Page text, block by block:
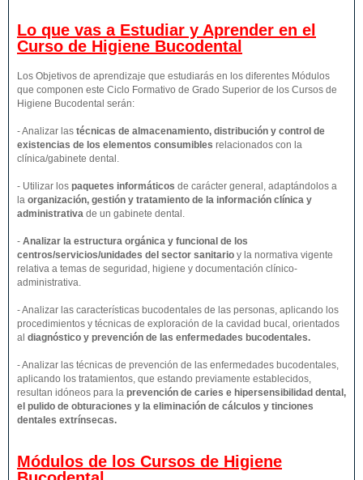
Lo que vas a Estudiar y Aprender en el
Curso de Higiene Bucodental
Los Objetivos de aprendizaje que estudiarás en los diferentes Módulos
que componen este Ciclo Formativo de Grado Superior de los Cursos de
Higiene Bucodental serán:
- Analizar las técnicas de almacenamiento, distribución y control de
existencias de los elementos consumibles relacionados con la
clínica/gabinete dental.
- Utilizar los paquetes informáticos de carácter general, adaptándolos a
la organización, gestión y tratamiento de la información clínica y
administrativa de un gabinete dental.
- Analizar la estructura orgánica y funcional de los
centros/servicios/unidades del sector sanitario y la normativa vigente
relativa a temas de seguridad, higiene y documentación clínico-
administrativa.
- Analizar las características bucodentales de las personas, aplicando los
procedimientos y técnicas de exploración de la cavidad bucal, orientados
al diagnóstico y prevención de las enfermedades bucodentales.
- Analizar las técnicas de prevención de las enfermedades bucodentales,
aplicando los tratamientos, que estando previamente establecidos,
resultan idóneos para la prevención de caries e hipersensibilidad dental,
el pulido de obturaciones y la eliminación de cálculos y tinciones
dentales extrínsecas.
Módulos de los Cursos de Higiene